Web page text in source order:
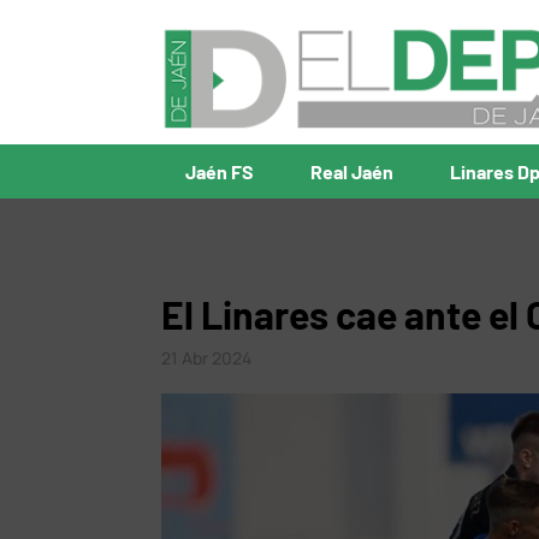
Jaén FS Real Jaén Linares
El Linares cae ante el